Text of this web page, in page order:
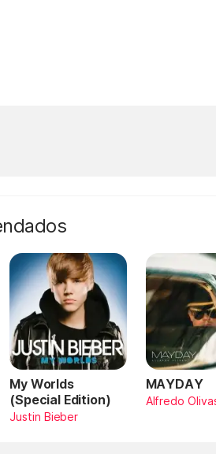
My Worlds
(Special Edition)
Justin Bieber
MAYDAY
Alfredo